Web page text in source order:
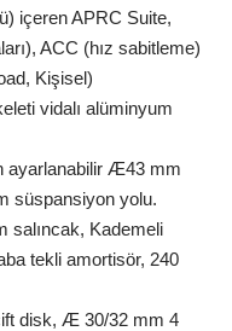
APRC Suite,
ACC (hız sabitleme)
Kişisel)
vidalı alüminyum
Æ43 mm
süspansiyon yolu.
Kademeli
tekli amortisör, 240
Æ 30/32 mm 4